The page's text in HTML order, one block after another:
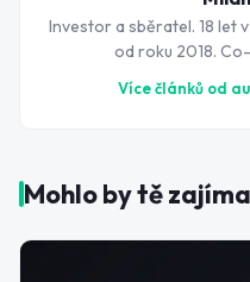
Investor a sběratel. 18 let
od roku 2018.
Více článků od
Mohlo by tě